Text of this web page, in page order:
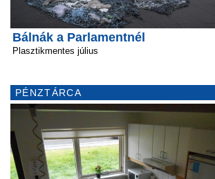
Bálnák a Parlamentnél
Plasztikmentes július
PÉNZTÁRCA